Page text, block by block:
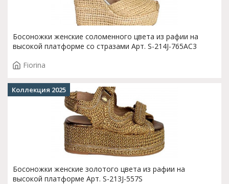
Босоножки женские соломенного цвета из рафии на
высокой платформе со стразами Арт. S-214J-765AC3
Fiorina
Босоножки женские золотого цвета из рафии на
высокой платформе Арт. S-213J-557S
Коллекция 2025